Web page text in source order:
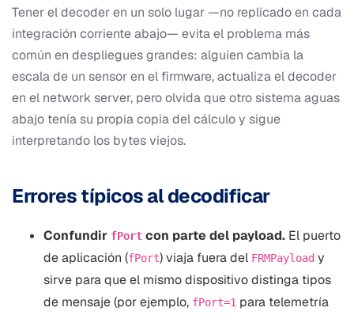
Tener el decoder en un solo lugar —no replicado en cada
integración corriente abajo— evita el problema más
común en despliegues grandes: alguien cambia la
escala de un sensor en el firmware, actualiza el decoder
en el network server, pero olvida que otro sistema aguas
abajo tenía su propia copia del cálculo y sigue
interpretando los bytes viejos.
Errores típicos al decodificar
Confundir fPort con parte del payload. El puerto
de aplicación (fPort) viaja fuera del FRMPayload y
sirve para que el mismo dispositivo distinga tipos
de mensaje (por ejemplo, fPort=1 para telemetría